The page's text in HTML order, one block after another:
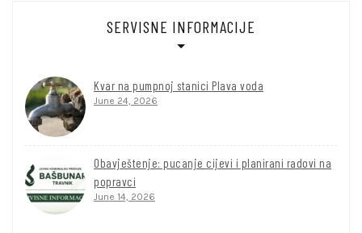
SERVISNE INFORMACIJE
Kvar na pumpnoj stanici Plava voda
June 24, 2026
Obavještenje: pucanje cijevi i planirani radovi na
popravci
June 14, 2026